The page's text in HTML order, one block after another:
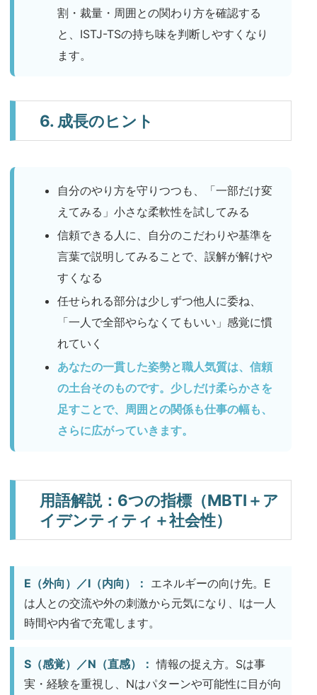
割・裁量・周囲との関わり方を確認する
と、ISTJ-TSの持ち味を判断しやすくなり
ます。
6. 成長のヒント
自分のやり方を守りつつも、「一部だけ変
えてみる」小さな柔軟性を試してみる
信頼できる人に、自分のこだわりや基準を
言葉で説明してみることで、誤解が解けや
すくなる
任せられる部分は少しずつ他人に委ね、
「一人で全部やらなくてもいい」感覚に慣
れていく
あなたの一貫した姿勢と職人気質は、信頼
の土台そのものです。少しだけ柔らかさを
足すことで、周囲との関係も仕事の幅も、
さらに広がっていきます。
用語解説：6つの指標（MBTI＋ア
イデンティティ＋社会性）
E（外向）／I（内向）： エネルギーの向け先。E
は人との交流や外の刺激から元気になり、Iは一人
時間や内省で充電します。
S（感覚）／N（直感）： 情報の捉え方。Sは事
実・経験を重視し、Nはパターンや可能性に目が向